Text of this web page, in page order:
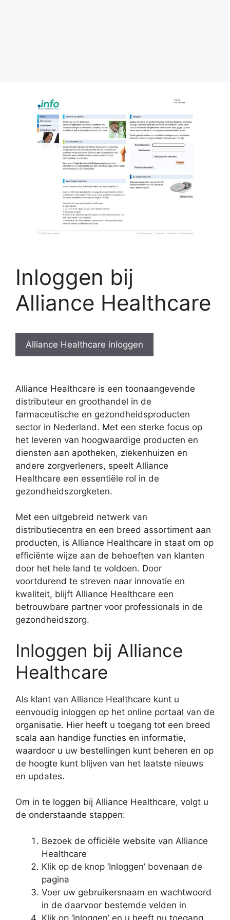
Inloggen bij
Alliance Healthcare
Alliance Healthcare inloggen
Alliance Healthcare is een toonaangevende
distributeur en groothandel in de
farmaceutische en gezondheidsproducten
sector in Nederland. Met een sterke focus op
het leveren van hoogwaardige producten en
diensten aan apotheken, ziekenhuizen en
andere zorgverleners, speelt Alliance
Healthcare een essentiële rol in de
gezondheidszorgketen.
Met een uitgebreid netwerk van
distributiecentra en een breed assortiment aan
producten, is Alliance Healthcare in staat om op
efficiënte wijze aan de behoeften van klanten
door het hele land te voldoen. Door
voortdurend te streven naar innovatie en
kwaliteit, blijft Alliance Healthcare een
betrouwbare partner voor professionals in de
gezondheidszorg.
Inloggen bij Alliance
Healthcare
Als klant van Alliance Healthcare kunt u
eenvoudig inloggen op het online portaal van de
organisatie. Hier heeft u toegang tot een breed
scala aan handige functies en informatie,
waardoor u uw bestellingen kunt beheren en op
de hoogte kunt blijven van het laatste nieuws
en updates.
Om in te loggen bij Alliance Healthcare, volgt u
de onderstaande stappen:
Bezoek de officiële website van Alliance
Healthcare
Klik op de knop ‘Inloggen’ bovenaan de
pagina
Voer uw gebruikersnaam en wachtwoord
in de daarvoor bestemde velden in
Klik op ‘Inloggen’ en u heeft nu toegang